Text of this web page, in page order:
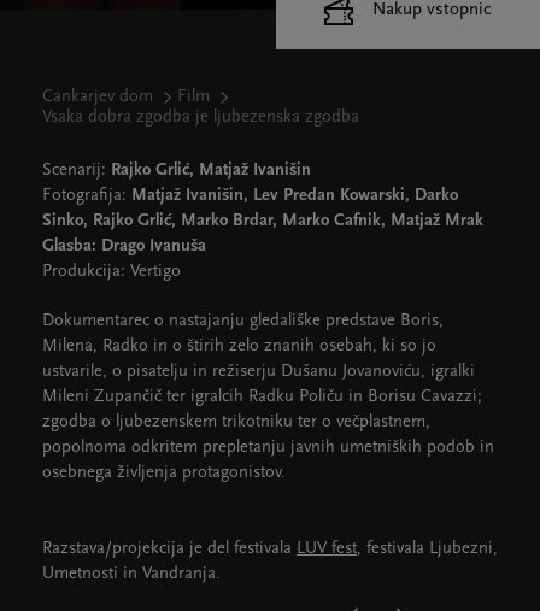
Cankarjev dom
Film
Vsaka dobra zgodba je ljubezenska zgodba
Scenarij: Rajko Grlić, Matjaž Ivanišin
Fotografija: Matjaž Ivanišin, Lev Predan Kowarski, Darko
Sinko, Rajko Grlić, Marko Brdar, Marko Cafnik, Matjaž Mrak
Glasba: Drago Ivanuša
Produkcija: Vertigo
Dokumentarec o nastajanju gledališke predstave Boris,
Milena, Radko in o štirih zelo znanih osebah, ki so jo
ustvarile, o pisatelju in režiserju Dušanu Jovanoviću, igralki
Mileni Zupančič ter igralcih Radku Poliču in Borisu Cavazzi;
zgodba o ljubezenskem trikotniku ter o večplastnem,
popolnoma odkritem prepletanju javnih umetniških podob in
osebnega življenja protagonistov.
Razstava/projekcija je del festivala LUV fest, festivala Ljubezni,
Umetnosti in Vandranja.
Nakup vstopnic